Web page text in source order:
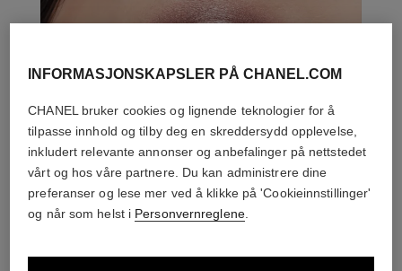
INFORMASJONSKAPSLER PÅ CHANEL.COM
CHANEL bruker cookies og lignende teknologier for å
tilpasse innhold og tilby deg en skreddersydd opplevelse,
inkludert relevante annonser og anbefalinger på nettstedet
vårt og hos våre partnere. Du kan administrere dine
preferanser og lese mer ved å klikke på 'Cookieinnstillinger'
og når som helst i Personvernreglene.